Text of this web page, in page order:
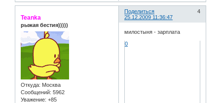
Поделиться
4
25.12.2009 11:36:47
Teanka
рыжая бестия)))))
Откуда: Москва
Сообщений: 5962
Уважение: +85
милостыня - зарплата
0